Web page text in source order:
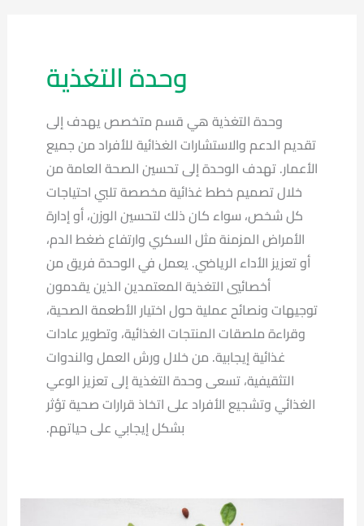
وحدة التغذية
وحدة التغذية هي قسم متخصص يهدف إلى
تقديم الدعم والاستشارات الغذائية للأفراد من جميع
الأعمار. تهدف الوحدة إلى تحسين الصحة العامة من
خلال تصميم خطط غذائية مخصصة تلبي احتياجات
كل شخص، سواء كان ذلك لتحسين الوزن، أو إدارة
الأمراض المزمنة مثل السكري وارتفاع ضغط الدم،
أو تعزيز الأداء الرياضي. يعمل في الوحدة فريق من
أخصائيي التغذية المعتمدين الذين يقدمون
توجيهات ونصائح عملية حول اختيار الأطعمة الصحية،
وقراءة ملصقات المنتجات الغذائية، وتطوير عادات
غذائية إيجابية. من خلال ورش العمل والندوات
التثقيفية، تسعى وحدة التغذية إلى تعزيز الوعي
الغذائي وتشجيع الأفراد على اتخاذ قرارات صحية تؤثر
بشكل إيجابي على حياتهم.